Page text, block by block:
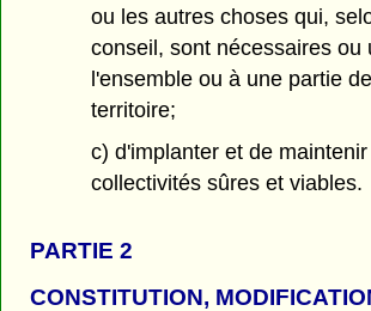
ou les autres choses qui,
conseil, sont nécessaires ou
l'ensemble ou à une partie
territoire;
c) d'implanter et de
collectivités sûres et viables.
PARTIE 2
CONSTITUTION,